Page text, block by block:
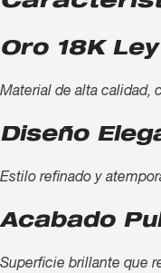
Oro 18K
Material de alta calidad,
Diseño
Estilo refinado y
Acabado
Superficie brillante que